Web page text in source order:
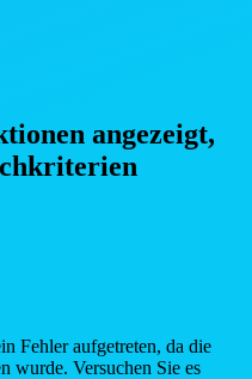
angezeigt,
kriterien
Fehler aufgetreten, da die
wurde. Versuchen Sie es